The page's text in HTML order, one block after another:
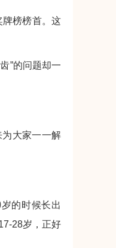
榜榜首。这
”的问题却一
大家一一解
的时候长出
28岁，正好